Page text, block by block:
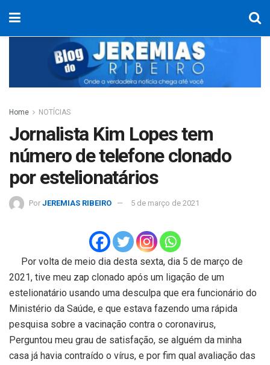
Home NOTÍCIAS
Jornalista Kim Lopes tem
número de telefone clonado
por estelionatários
Por JEREMIAS RIBEIRO 5 de março de 2021
Por volta de meio dia desta sexta, dia 5 de março de
2021, tive meu zap clonado após um ligação de um
estelionatário usando uma desculpa que era funcionário do
Ministério da Saúde, e que estava fazendo uma rápida
pesquisa sobre a vacinação contra o coronavirus,
Perguntou meu grau de satisfação, se alguém da minha
casa já havia contraído o vírus, e por fim qual avaliação das